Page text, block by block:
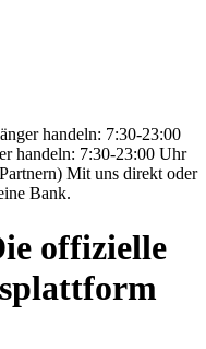
handeln: 7:30-23:00
handeln: 7:30-23:00 Uhr
Mit uns direkt oder
Bank.
offizielle